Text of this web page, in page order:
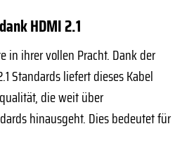
HDMI 2.1
in ihrer vollen Pracht. Dank der
Standards liefert dieses Kabel
die weit über
hinausgeht. Dies bedeutet für